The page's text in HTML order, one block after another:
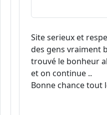
Site serieux et
des gens vraiment
trouvé le bonheur
et on continue ..
Bonne chance tout